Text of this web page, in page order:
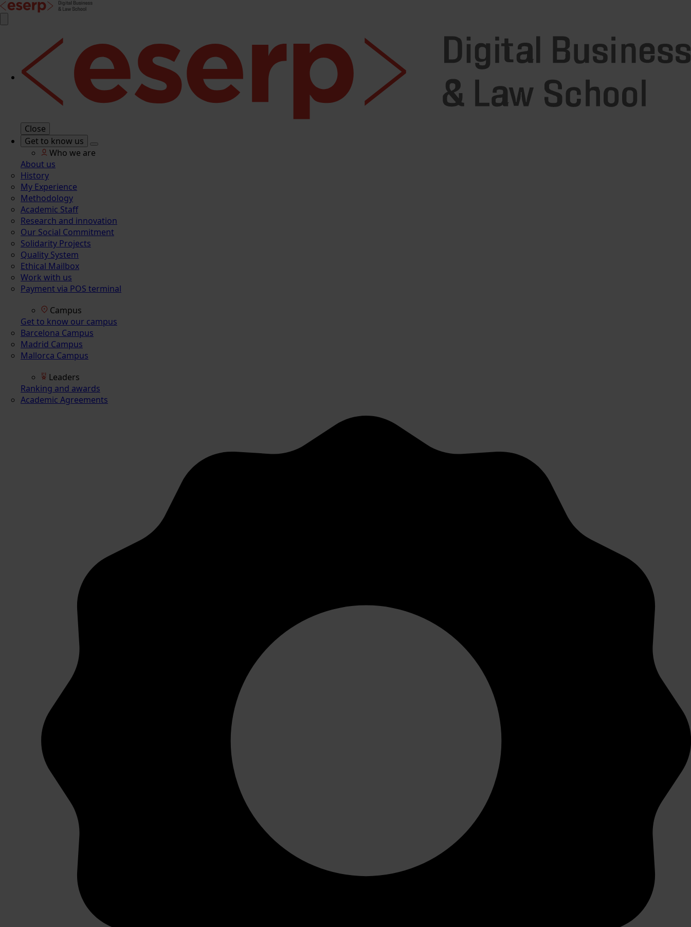
Close
Get to know us
Who we are
About us
History
My Experience
Methodology
Academic Staff
Research and innovation
Our Social Commitment
Solidarity Projects
Quality System
Ethical Mailbox
Work with us
Payment via POS terminal
Campus
Get to know our campus
Barcelona Campus
Madrid Campus
Mallorca Campus
Leaders
Ranking and awards
Academic Agreements